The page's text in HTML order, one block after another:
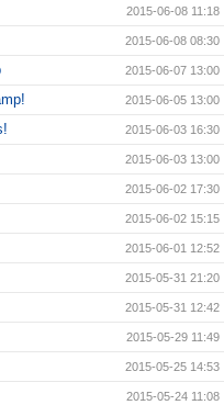
2015-06-08 11:18
2015-06-08 08:30
2015-06-07 13:00
2015-06-05 13:00
2015-06-03 16:30
2015-06-03 13:00
2015-06-02 17:30
2015-06-02 15:15
2015-06-01 12:52
2015-05-31 21:20
2015-05-31 12:42
2015-05-29 11:49
2015-05-25 14:53
2015-05-24 11:08